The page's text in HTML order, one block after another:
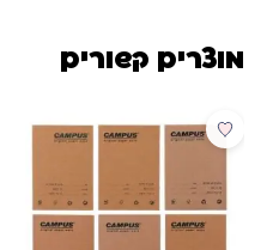
מוצרים קשורים
מבצע